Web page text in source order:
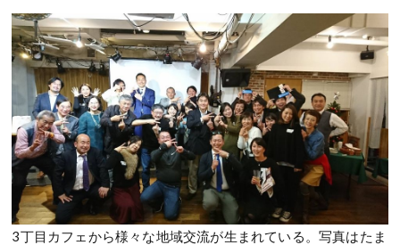
3丁目カフェから様々な地域交流が生まれている。写真はたま